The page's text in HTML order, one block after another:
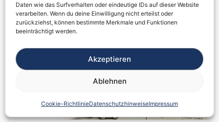
Daten wie das Surfverhalten oder eindeutige IDs auf dieser Website
verarbeiten. Wenn du deine Einwilligung nicht erteilst oder
zurückziehst, können bestimmte Merkmale und Funktionen
beeinträchtigt werden.
Akzeptieren
Ablehnen
Cookie-RichtlinieDatenschutzhinweiseImpressum